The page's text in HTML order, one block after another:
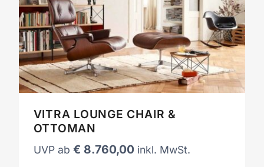
VITRA LOUNGE CHAIR &
OTTOMAN
UVP ab € 8.760,00 inkl. MwSt.